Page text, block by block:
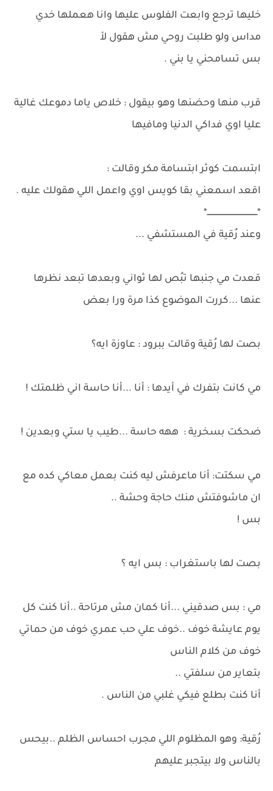
خليها ترجع وابعت الفلوس عليها وانا هعملها خدي
مداس ولو طلبت روحي مش هقول لأ
بس تسامحني يا بني .
قرب منها وحضنها وهو بيقول : خلاص ياما دموعك غالية
عليا اوي فداكي الدنيا ومافيها
ابتسمت كوثر ابتسامة مكر وقالت :
اقعد اسمعني بقا كويس اوي واعمل اللي هقولك عليه .
*ـــــــــــــــــــــــــــــــــــــــــ*
وعند رُقية في المستشفي ...
قعدت مي جنبها تبُص لها ثواني وبعدها تبعد نظرها
عنها ...كررت الموضوع كذا مرة ورا بعض
بصت لها رُقية وقالت ببرود : عاوزة ايه؟
مي كانت بتفرك في أيدها : أنا ...أنا حاسة اني ظلمتك !
ضحكت بسخرية : ههه حاسة ...طيب يا ستي وبعدين !
مي سكتت: أنا ماعرفش ليه كنت بعمل معاكي كده مع
ان ماشوفتش منك حاجة وحشة ..
بس !
بصت لها باستغراب : بس ايه ؟
مي : بس صدقيني ...أنا كمان مش مرتاحة ..أنا كنت كل
يوم عايشة خوف ..خوف علي حب عمري خوف من حماتي
خوف من كلام الناس
بتعاير من سلفتي ..
أنا كنت بطلع فيكي غلبي من الناس .
رُقية: وهو المظلوم اللي مجرب احساس الظلم ..بيحس
بالناس ولا بيتجبر عليهم